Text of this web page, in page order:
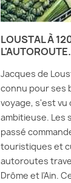
LOUSTAL À
L'AUTOROUTE.
Jacques de
connu pour ses
voyage, s'est vu
ambitieuse. Les
passé
touristiques et
autoroutes
Drôme et l'Ain.